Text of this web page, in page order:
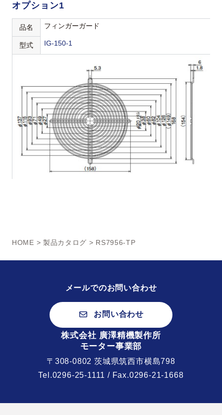
オプション1
品名 フィンガーガード
型式 IG-150-1
HOME > 製品カタログ > RS7956-TP
メールでのお問い合わせ
お問い合わせ
株式会社 廣澤精機製作所
モーター事業部
〒308-0802 茨城県筑西市横島798
Tel.0296-25-1111 / Fax.0296-21-1668